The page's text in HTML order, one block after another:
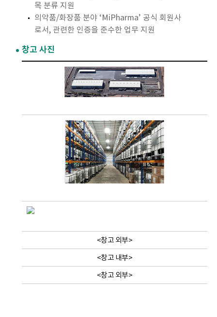
목 분류 지원
의약품/화장품 분야 ‘MiPharma’ 공식 회원사
로서, 관련한 인증을 준수한 업무 지원
창고 사진
<창고 외부>
<창고 내부>
<창고 외부>